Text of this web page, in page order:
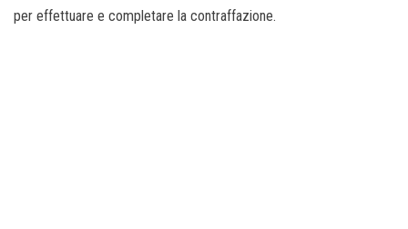
per effettuare e completare la contraffazione.